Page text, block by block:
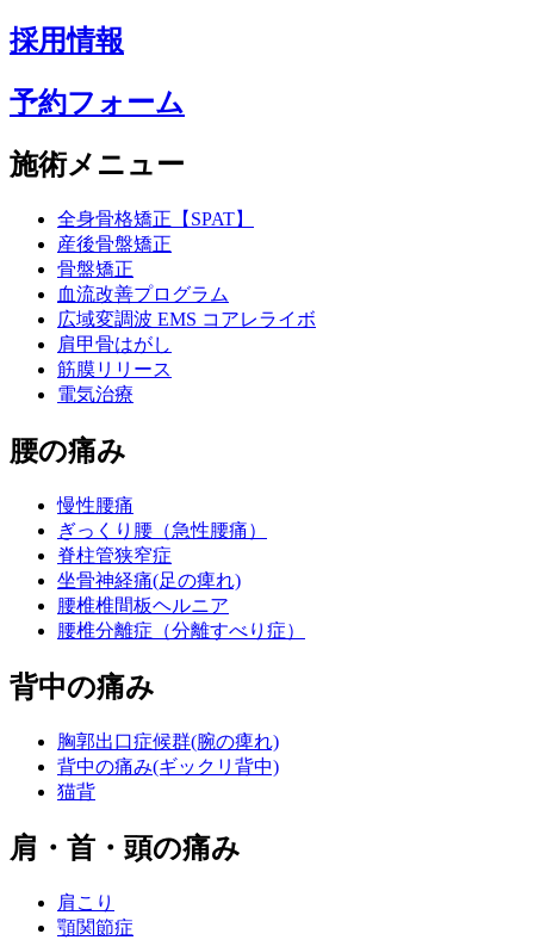
採用情報
予約フォーム
施術メニュー
全身骨格矯正【SPAT】
産後骨盤矯正
骨盤矯正
血流改善プログラム
広域変調波 EMS コアレライボ
肩甲骨はがし
筋膜リリース
電気治療
腰の痛み
慢性腰痛
ぎっくり腰（急性腰痛）
脊柱管狭窄症
坐骨神経痛(足の痺れ)
腰椎椎間板ヘルニア
腰椎分離症（分離すべり症）
背中の痛み
胸郭出口症候群(腕の痺れ)
背中の痛み(ギックリ背中)
猫背
肩・首・頭の痛み
肩こり
顎関節症